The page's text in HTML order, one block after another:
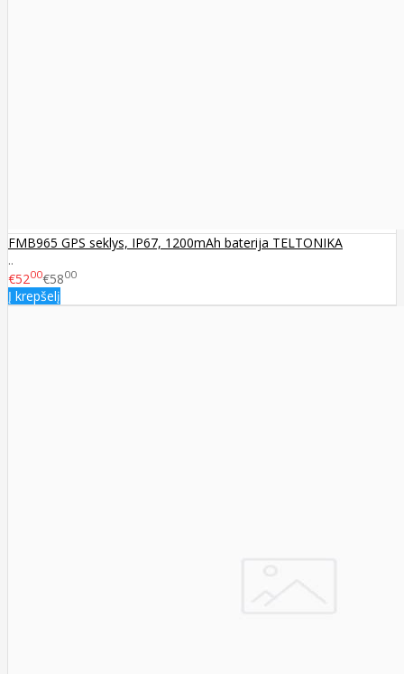
FMB965 GPS seklys, IP67, 1200mAh baterija TELTONIKA
..
€5200€5800
Į krepšelį